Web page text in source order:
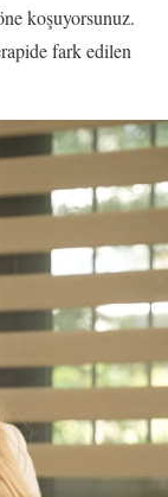
koşuyorsunuz.
fark edilen